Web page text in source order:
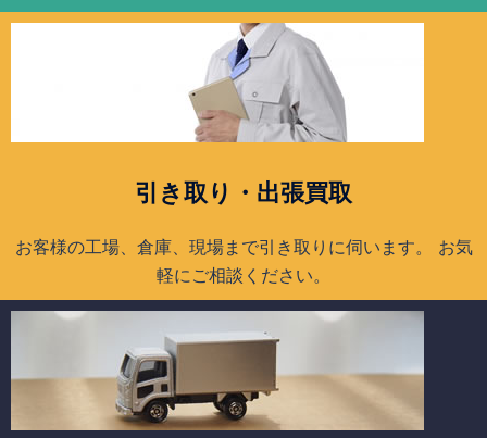
引き取り・出張買取
お客様の工場、倉庫、現場まで引き取りに伺います。 お気
軽にご相談ください。